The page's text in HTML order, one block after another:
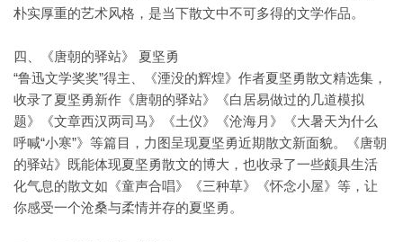
朴实厚重的艺术风格，是当下散文中不可多得的文学作品。
四、《唐朝的驿站》 夏坚勇
“鲁迅文学奖奖”得主、《湮没的辉煌》作者夏坚勇散文精选集，
收录了夏坚勇新作《唐朝的驿站》《白居易做过的几道模拟
题》《文章西汉两司马》《土仪》《沧海月》《大暑天为什么
呼喊“小寒”》等篇目，力图呈现夏坚勇近期散文新面貌。《唐朝
的驿站》既能体现夏坚勇散文的博大，也收录了一些颇具生活
化气息的散文如《童声合唱》《三种草》《怀念小屋》等，让
你感受一个沧桑与柔情并存的夏坚勇。